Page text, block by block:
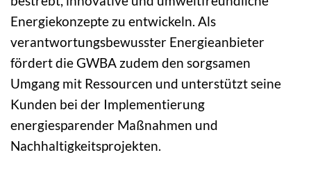
Energiekonzepte zu entwickeln. Als
verantwortungsbewusster Energieanbieter
fördert die GWBA zudem den sorgsamen
Umgang mit Ressourcen und unterstützt seine
Kunden bei der Implementierung
energiesparender Maßnahmen und
Nachhaltigkeitsprojekten.